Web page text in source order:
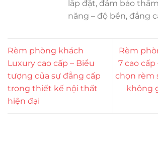
lắp đặt, đảm bảo
năng – độ bền, đẳng
Rèm phòng khách
Luxury cao cấp – Biểu
tượng của sự đẳng cấp
trong thiết kế nội thất
hiện đại
Rèm
7 cao
chọn rèm
không